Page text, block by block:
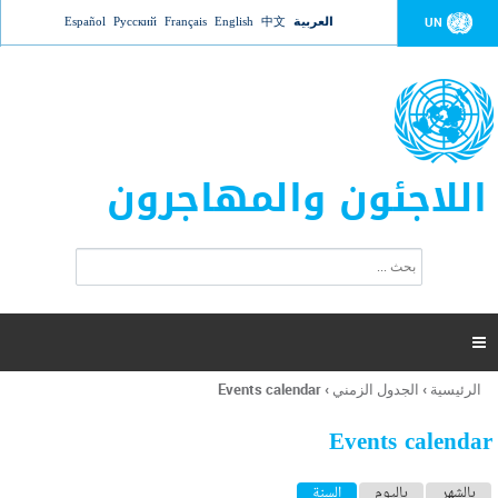
Jump to navigation UN العربية 中文
English
Français
Русский
Español
اللاجئون والمهاجرون
ت
ر
ل
ح
ب

أنت
هنا
الرئيسية › الجدول الزمني ›
Events calendar
Events calendar